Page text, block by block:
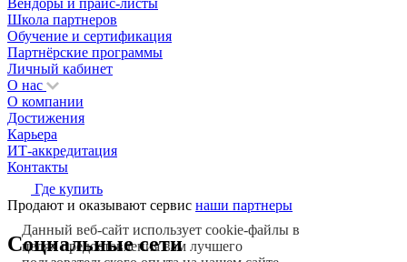
Вендоры и прайс-листы
Школа партнеров
Обучение и сертификация
Партнёрские программы
Личный кабинет
О нас
О компании
Достижения
Карьера
ИТ-аккредитация
Контакты
Где купить
Продают и оказывают сервис наши партнеры
Социальные сети
Данный веб-сайт использует cookie-файлы в
целях предоставления вам лучшего